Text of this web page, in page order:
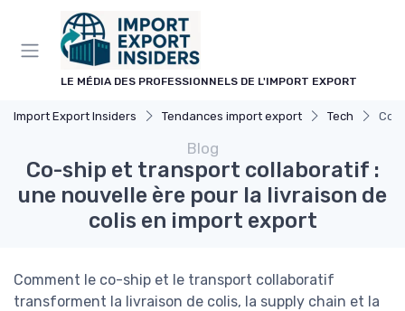
LE MÉDIA DES PROFESSIONNELS DE L'IMPORT EXPORT
Import Export Insiders Tendances import export Tech Co-
Blog
Co-ship et transport collaboratif :
une nouvelle ère pour la livraison de
colis en import export
Comment le co-ship et le transport collaboratif
transforment la livraison de colis, la supply chain et la
Panneau de gestion des cookies